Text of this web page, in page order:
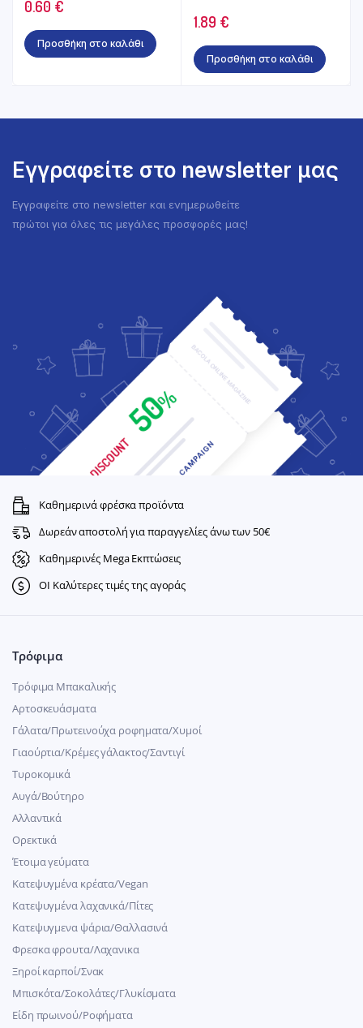
0.60 €
Προσθήκη στο καλάθι
1.89 €
Προσθήκη στο καλάθι
Εγγραφείτε στο newsletter μας
Εγγραφείτε στο newsletter και ενημερωθείτε
πρώτοι για όλες τις μεγάλες προσφορές μας!
Καθημερινά φρέσκα προϊόντα
Δωρεάν αποστολή για παραγγελίες άνω των 50€
Καθημερινές Mega Εκπτώσεις
ΟΙ Καλύτερες τιμές της αγοράς
Τρόφιμα
Τρόφιμα Μπακαλικής
Αρτοσκευάσματα
Γάλατα/Πρωτεινούχα ροφηματα/Χυμοί
Γιαούρτια/Κρέμες γάλακτος/Σαντιγί
Τυροκομικά
Αυγά/Βούτηρο
Αλλαντικά
Ορεκτικά
Έτοιμα γεύματα
Κατεψυγμένα κρέατα/Vegan
Kατεψυγμένα λαχανικά/Πίτες
Κατεψυγμενα ψάρια/Θαλλασινά
Φρεσκα φρουτα/Λαχανικα
Ξηροί καρποί/Σνακ
Μπισκότα/Σοκολάτες/Γλυκίσματα
Είδη πρωινού/Ροφήματα